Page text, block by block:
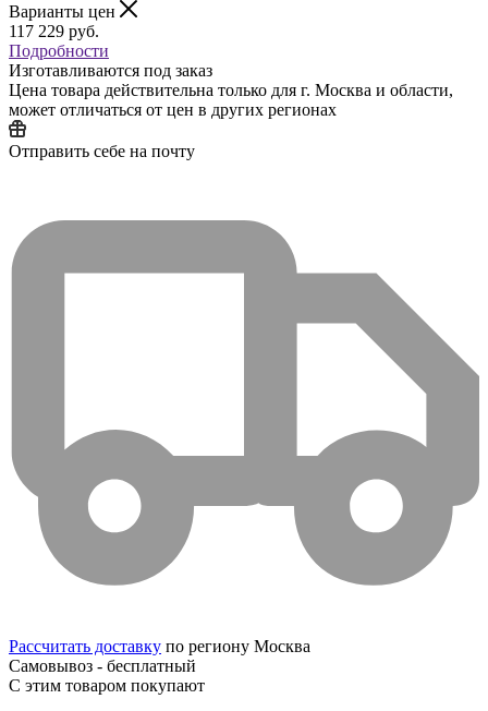
Варианты цен
117 229 руб.
Подробности
Изготавливаются под заказ
Цена товара действительна только для г. Москва и области,
может отличаться от цен в других регионах
Отправить себе на почту
Рассчитать доставку по региону Москва
Самовывоз - бесплатный
С этим товаром покупают